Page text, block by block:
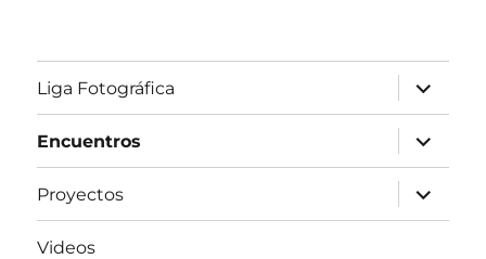
Liga Fotográfica
expande
el
menú
inferior
Encuentros
expande
el
menú
inferior
Proyectos
expande
el
menú
Videos